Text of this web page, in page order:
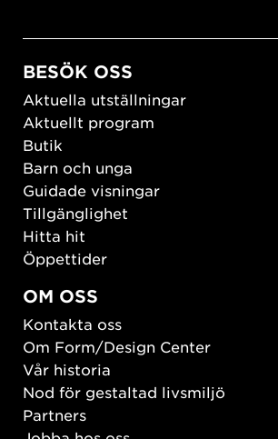
BESÖK OSS
Aktuella utställningar
Aktuellt program
Butik
Barn och unga
Guidade visningar
Tillgänglighet
Hitta hit
Öppettider
OM OSS
Kontakta oss
Om Form/Design Center
Vår historia
Nod för gestaltad livsmiljö
Partners